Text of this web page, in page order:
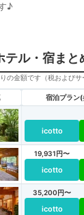
♪
テル・宿まと
の金額です（税およびサ
宿泊プラン
icotto
19,931円〜
icotto
35,200円〜
icotto